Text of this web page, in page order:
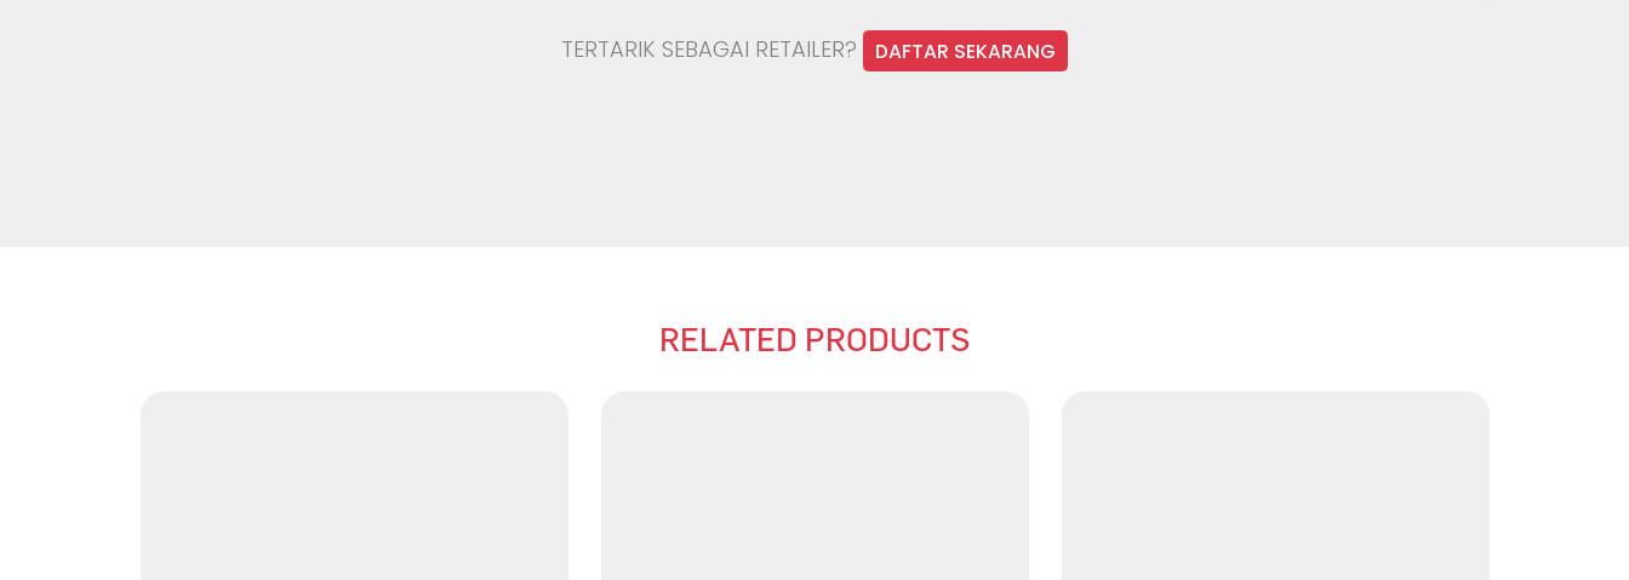
TERTARIK SEBAGAI RETAILER? DAFTAR SEKARANG
RELATED PRODUCTS